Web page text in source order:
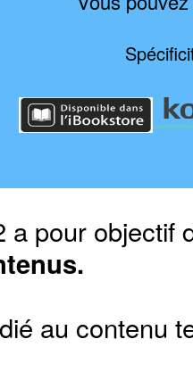
a pour
au contenu